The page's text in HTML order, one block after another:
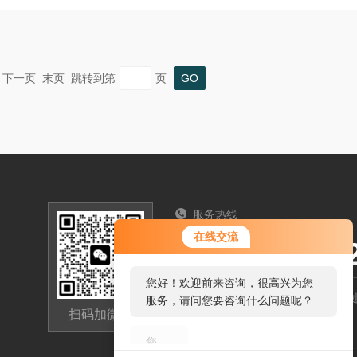
在线交流
您好！欢迎前来咨询，很高兴为您
服务，请问您要咨询什么问题呢？
您好，看您停留很久了，是否找到
了需求产品，您可以直接在线与我
一页 末页 跳转到第 页
扫码加微信
服务热线
河南省郑州市航空港区八千办事